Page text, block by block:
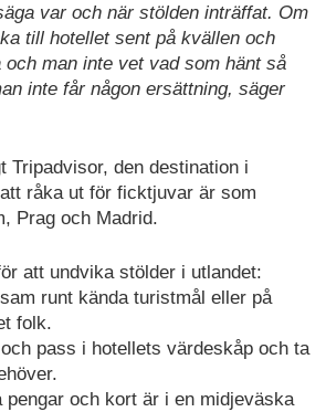
var och när stölden inträffat. Om
till hotellet sent på kvällen och
och man inte vet vad som hänt så
inte får någon ersättning, säger
Tripadvisor, den destination i
råka ut för ficktjuvar är som
Prag och Madrid.
att undvika stölder i utlandet:
runt kända turistmål eller på
folk.
pass i hotellets värdeskåp och ta
pengar och kort är i en midjeväska